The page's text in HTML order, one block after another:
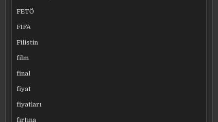
FETÖ
FIFA
Filistin
film
final
fiyat
fiyatları
fırtına